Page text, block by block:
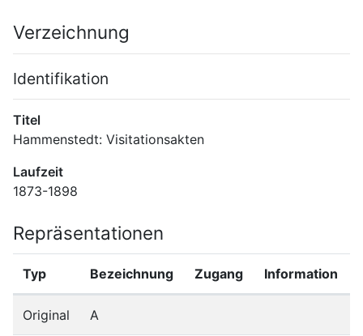
Verzeichnung
Identifikation
Titel
Hammenstedt: Visitationsakten
Laufzeit
1873-1898
Repräsentationen
Typ Bezeichnung Zugang Information
Original A